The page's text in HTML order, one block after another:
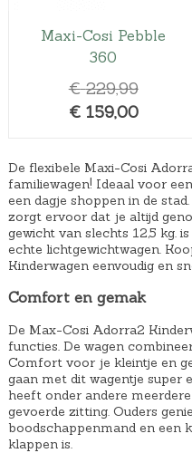
Maxi-Cosi Pebble
360
€ 229,99
p
r
o
n
k
e
l
i
j
k
e
€ 159,00
d
i
g
e
p
r
i
j
s
i
s
De flexibele Maxi-Cosi
familiewagen! Ideaal voor
een dagje shoppen in de
zorgt ervoor dat je altijd
gewicht van slechts 12,5 kg.
echte lichtgewichtwagen.
Kinderwagen eenvoudig en
Comfort en gemak
De Max-Cosi Adorra2
functies. De wagen
Comfort voor je kleintje en
gaan met dit wagentje super
heeft onder andere
gevoerde zitting. Ouders
boodschappenmand en een
klappen is.